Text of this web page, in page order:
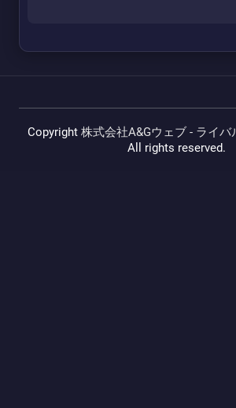
Copyright 株式会社A&Gウェブ - ライバ
All rights reserved.